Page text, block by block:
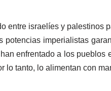
entre israelíes y
potencias imperialistas
enfrentado a los
lo tanto, lo alimentan con